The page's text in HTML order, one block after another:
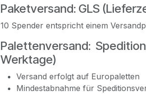
Paketversand: GLS
10 Spender entspricht einem
Palettenversand:
Werktage)
Versand erfolgt auf Europaletten
Mindestabnahme für